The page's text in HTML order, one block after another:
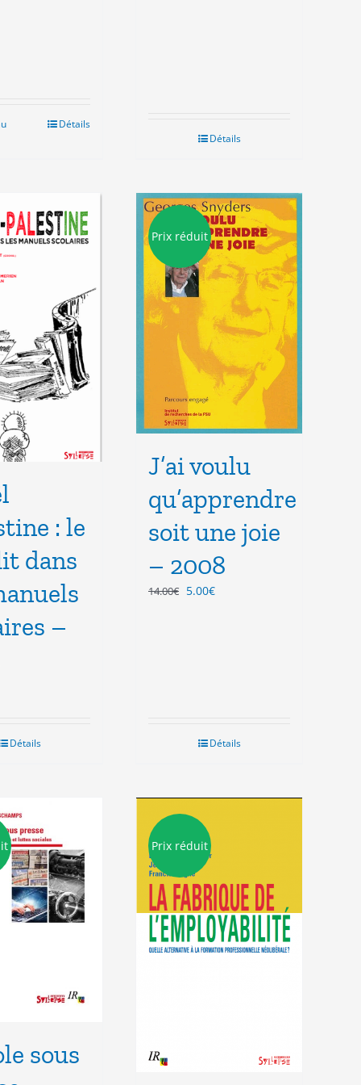
Détails
Détails
: le
dans
–
Détails
Prix réduit
J’ai voulu
qu’apprendre
soit une joie
– 2008
14.00€ Le
5.00€Le
Détails
sous
Prix réduit